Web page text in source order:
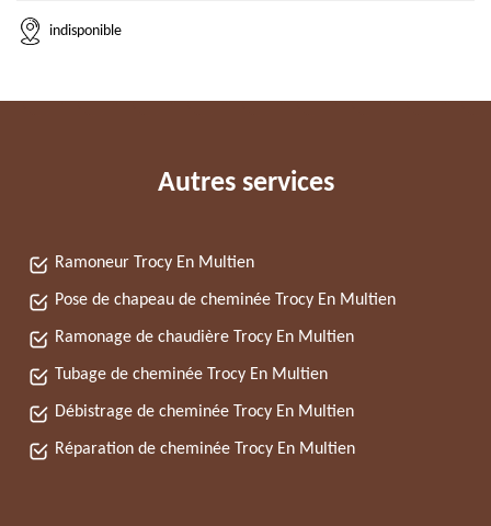
indisponible
Autres services
Ramoneur Trocy En Multien
Pose de chapeau de cheminée Trocy En Multien
Ramonage de chaudière Trocy En Multien
Tubage de cheminée Trocy En Multien
Débistrage de cheminée Trocy En Multien
Réparation de cheminée Trocy En Multien